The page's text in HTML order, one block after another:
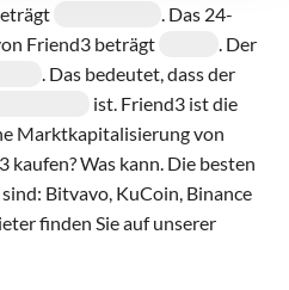
. Das 24-
Friend3 beträgt
. Der
. Das bedeutet, dass der
ist. Friend3 ist die
Marktkapitalisierung von
kaufen? Was kann. Die besten
Bitvavo, KuCoin, Binance
finden Sie auf unserer